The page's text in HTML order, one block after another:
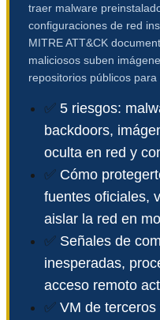
traer malware
configuraciones de red
MITRE ATT&CK
maliciosos suben
repositorios públicos
✅ 5 riesgos:
backdoors,
oculta en red y
✅ Cómo
fuentes oficiales,
aislar la red en
✅ Señales de
inesperadas,
acceso remoto
✅ VM de